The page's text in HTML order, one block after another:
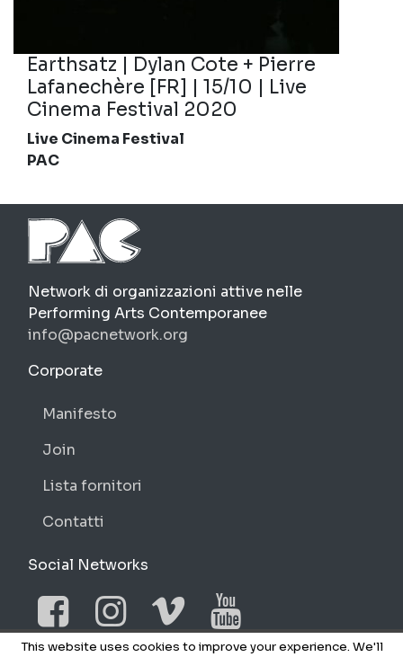
Earthsatz | Dylan Cote + Pierre
Lafanechère [FR] | 15/10 | Live
Cinema Festival 2020
Live Cinema Festival
PAC
PAC
Network di organizzazioni attive nelle
Performing Arts Contemporanee
info@pacnetwork.org
Corporate
Manifesto
Join
Lista fornitori
Contatti
Social Networks
This website uses cookies to improve your experience. We'll